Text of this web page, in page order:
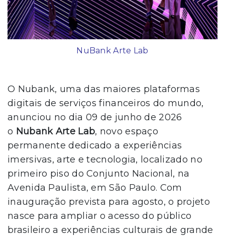
NuBank Arte Lab
O Nubank, uma das maiores plataformas
digitais de serviços financeiros do mundo,
anunciou no dia 09 de junho de 2026
o Nubank Arte Lab, novo espaço
permanente dedicado a experiências
imersivas, arte e tecnologia, localizado no
primeiro piso do Conjunto Nacional, na
Avenida Paulista, em São Paulo. Com
inauguração prevista para agosto, o projeto
nasce para ampliar o acesso do público
brasileiro a experiências culturais de grande